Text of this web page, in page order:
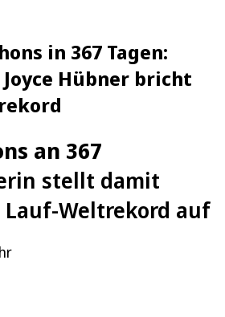
in 367 Tagen:
Hübner bricht
an 367
stellt damit
Weltrekord auf